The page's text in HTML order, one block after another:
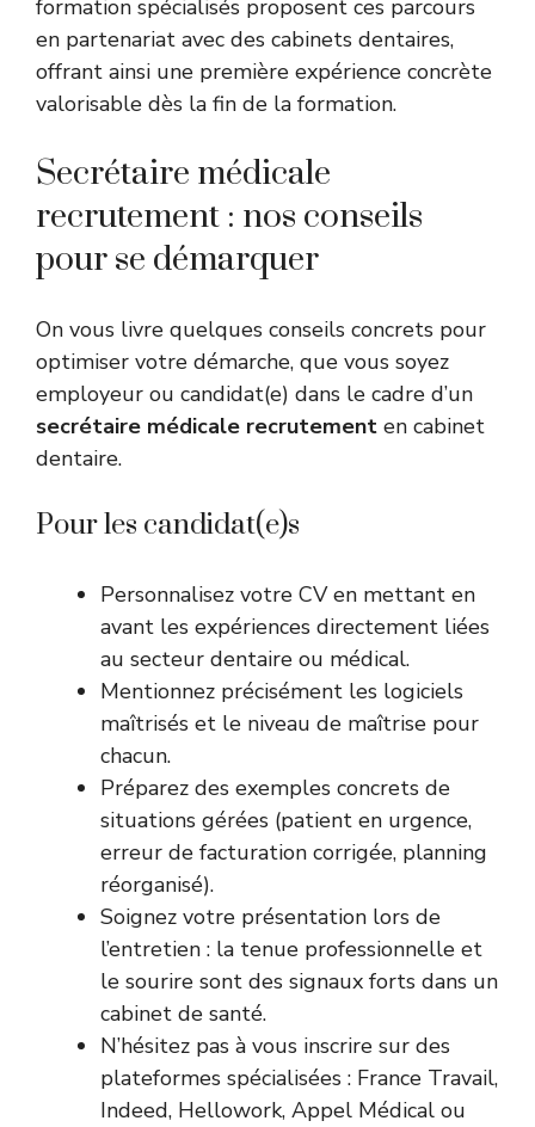
formation spécialisés proposent ces parcours
en partenariat avec des cabinets dentaires,
offrant ainsi une première expérience concrète
valorisable dès la fin de la formation.
Secrétaire médicale
recrutement : nos conseils
pour se démarquer
On vous livre quelques conseils concrets pour
optimiser votre démarche, que vous soyez
employeur ou candidat(e) dans le cadre d’un
secrétaire médicale recrutement en cabinet
dentaire.
Pour les candidat(e)s
Personnalisez votre CV en mettant en
avant les expériences directement liées
au secteur dentaire ou médical.
Mentionnez précisément les logiciels
maîtrisés et le niveau de maîtrise pour
chacun.
Préparez des exemples concrets de
situations gérées (patient en urgence,
erreur de facturation corrigée, planning
réorganisé).
Soignez votre présentation lors de
l’entretien : la tenue professionnelle et
le sourire sont des signaux forts dans un
cabinet de santé.
N’hésitez pas à vous inscrire sur des
plateformes spécialisées : France Travail,
Indeed, Hellowork, Appel Médical ou